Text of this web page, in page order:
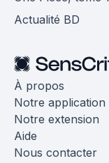
Actualité BD
À propos
Notre application
Notre extension
Aide
Nous contacter